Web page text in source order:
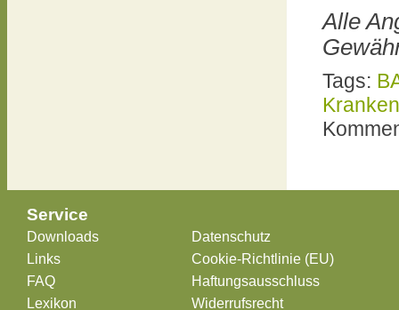
Alle
Tags:
Service
Downloads
Links
FAQ
Lexikon
Datenschutz
Cookie-Richtlinie (EU)
Haftungsausschluss
Widerrufsrecht